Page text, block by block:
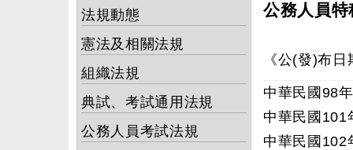
法規動態
憲法及相關法規
組織法規
典試、考試通用法規
公務人員考試法規
公務人員
《公(發)布日
中華民國98
中華民國101
中華民國102